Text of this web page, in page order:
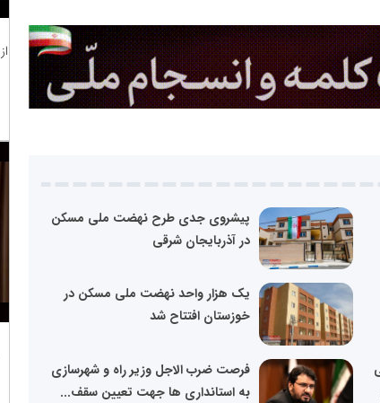
پیشروی جدی طرح نهضت ملی مسکن
در آذربایجان شرقی
یک هزار واحد نهضت ملی مسکن در
خوزستان افتتاح شد
فرصت ضرب الاجل وزیر راه و شهرسازی
به استانداری ها جهت تعیین سقف...